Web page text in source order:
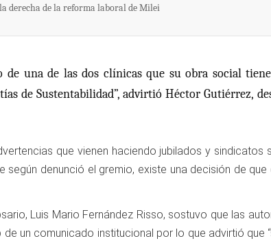
derecha de la reforma laboral de Milei
una de las dos clínicas que su obra social
de Sustentabilidad”, advirtió Héctor Gutiérrez,
que vienen haciendo jubilados y sindicatos
denunció el gremio, existe una decisión de que
Luis Mario Fernández Risso, sostuvo que las
un comunicado institucional por lo que advirtió que